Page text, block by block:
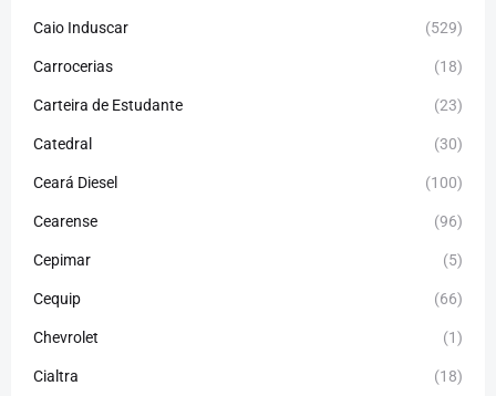
Caio Induscar (529)
Carrocerias (18)
Carteira de Estudante (23)
Catedral (30)
Ceará Diesel (100)
Cearense (96)
Cepimar (5)
Cequip (66)
Chevrolet (1)
Cialtra (18)